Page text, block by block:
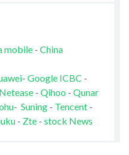
mobile- China
- Google ICBC -
Netease- Qihoo - Qunar
- Suning- Tencent-
- Zte- stock News